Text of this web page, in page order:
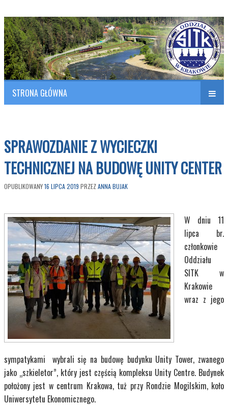
SITK RP Oddział w KRAKOWIE
Polish Association of Engineers & Technicians of Transportation
STRONA GŁÓWNA
SPRAWOZDANIE Z WYCIECZKI
TECHNICZNEJ NA BUDOWĘ UNITY CENTER
OPUBLIKOWANY16 LIPCA 2019 PRZEZANNA BUJAK
W dniu 11
lipca br.
członkowie
Oddziału
SITK w
Krakowie
wraz z jego
sympatykami wybrali się na budowę budynku Unity Tower, zwanego
jako „szkieletor”, który jest częścią kompleksu Unity Centre. Budynek
położony jest w centrum Krakowa, tuż przy Rondzie Mogilskim, koło
Uniwersytetu Ekonomicznego.